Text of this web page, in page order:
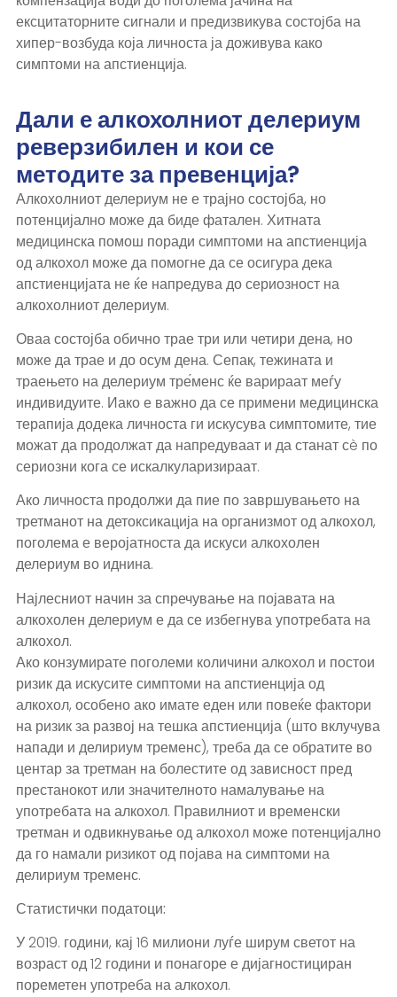
ексцитаторните сигнали и предизвикува состојба на
хипер-возбуда која личноста ја доживува како
симптоми на апстиенција.
Дали е алкохолниот делериум
реверзибилен и кои се
методите за превенција?
Алкохолниот делериум не е трајно состојба, но
потенцијално може да биде фатален. Хитната
медицинска помош поради симптоми на апстиенција
од алкохол може да помогне да се осигура дека
апстиенцијата не ќе напредува до сериозност на
алкохолниот делериум.
Оваа состојба обично трае три или четири дена, но
може да трае и до осум дена. Сепак, тежината и
траењето на делериум тре́менс ќе варираат меѓу
индивидуите. Иако е важно да се примени медицинска
терапија додека личноста ги искусува симптомите, тие
можат да продолжат да напредуваат и да станат сè по
сериозни кога се искалкуларизираат.
Ако личноста продолжи да пие по завршувањето на
третманот на детоксикација на организмот од алкохол,
поголема е веројатноста да искуси алкохолен
делериум во иднина.
Најлесниот начин за спречување на појавата на
алкохолен делериум е да се избегнува употребата на
алкохол.
Ако конзумирате поголеми количини алкохол и постои
ризик да искусите симптоми на апстиенција од
алкохол, особено ако имате еден или повеќе фактори
на ризик за развој на тешка апстиенција (што вклучува
напади и делириум тременс), треба да се обратите во
центар за третман на болестите од зависност пред
престанокот или значителното намалување на
употребата на алкохол. Правилниот и временски
третман и одвикнување од алкохол може потенцијално
да го намали ризикот од појава на симптоми на
делириум тременс.
Статистички податоци:
У 2019. години, кај 16 милиони луѓе ширум светот на
возраст од 12 години и понагоре е дијагностициран
пореметен употреба на алкохол.